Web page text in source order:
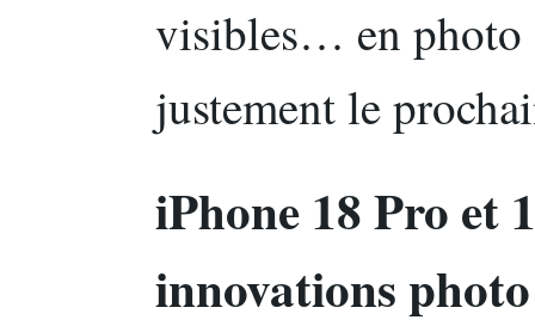
visibles… en photo
justement le
iPhone 18 Pro et
innovations